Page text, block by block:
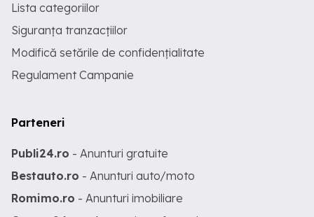
Lista categoriilor
Siguranța tranzacțiilor
Modifică setările de confidențialitate
Regulament Campanie
Parteneri
Publi24.ro - Anunturi gratuite
Bestauto.ro - Anunturi auto/moto
Romimo.ro - Anunturi imobiliare